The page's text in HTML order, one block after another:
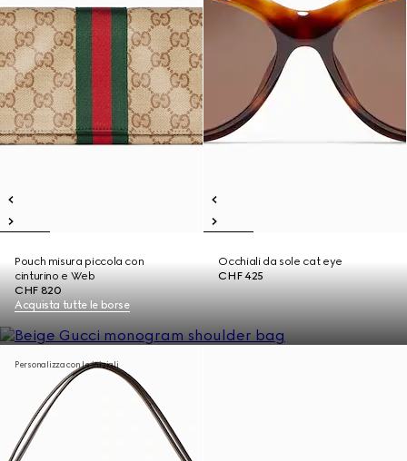
Pouch misura piccola con
cinturino e Web
CHF 820
Occhiali da sole cat eye
CHF 425
Acquista tutte le borse
Personalizza con le iniziali